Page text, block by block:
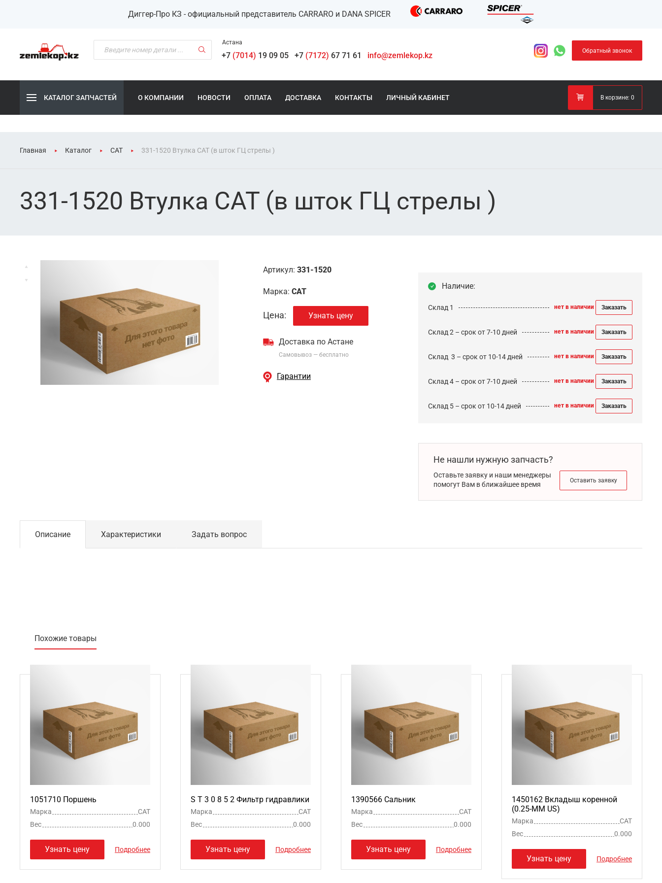
Диггер-Про КЗ - официальный представитель CARRARO и DANA SPICER
Астана
+7 (7014) 19 09 05 +7 (7172) 67 71 61 info@zemlekop.kz Обратный звонок
КАТАЛОГ ЗАПЧАСТЕЙ О КОМПАНИИ НОВОСТИ ОПЛАТА ДОСТАВКА КОНТАКТЫ ЛИЧНЫЙ КАБИНЕТ В корзине: 0
Главная Каталог CAT 331-1520 Втулка CAT (в шток ГЦ стрелы )
331-1520 Втулка CAT (в шток ГЦ стрелы )
Артикул: 331-1520
Марка: CAT
Цена: Узнать цену
Доставка по Астане
Самовывоз — бесплатно
Гарантии
Наличие:
Склад 1 нет в наличии Заказать
Склад 2 – срок от 7-10 дней нет в наличии Заказать
Cклад 3 – срок от 10-14 дней нет в наличии Заказать
Склад 4 – срок от 7-10 дней нет в наличии Заказать
Склад 5 – срок от 10-14 дней нет в наличии Заказать
Не нашли нужную запчасть?
Оставьте заявку и наши менеджеры
помогут Вам в ближайшее время
Оставить заявку
Описание Характеристики Задать вопрос
Похожие товары
1051710 Поршень
Марка
CAT
Вес
0.000
Узнать цену Подробнее
S T 3 0 8 5 2 Фильтр гидравлики
Марка
CAT
Вес
0.000
Узнать цену Подробнее
1390566 Сальник
Марка
CAT
Вес
0.000
Узнать цену Подробнее
1450162 Вкладыш коренной
(0.25-MM US)
Марка
CAT
Вес
0.000
Узнать цену Подробнее